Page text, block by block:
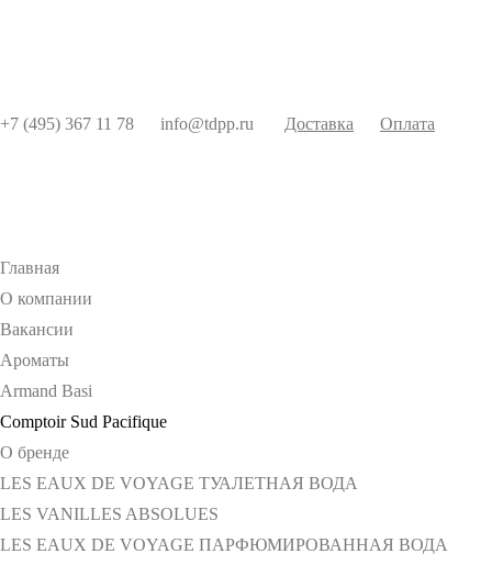
+7 (495) 367 11 78 info@tdpp.ru Доставка Оплата
Главная
О компании
Вакансии
Ароматы
Armand Basi
Comptoir Sud Pacifique
О бренде
LES EAUX DE VOYAGE ТУАЛЕТНАЯ ВОДА
LES VANILLES ABSOLUES
LES EAUX DE VOYAGE ПАРФЮМИРОВАННАЯ ВОДА